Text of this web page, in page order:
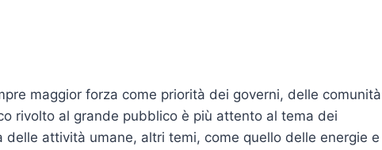
maggior forza come priorità dei governi, delle comunità
rivolto al grande pubblico è più attento al tema dei
attività umane, altri temi, come quello delle energie e